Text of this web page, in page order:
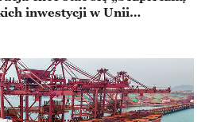
inwestycji w Unii